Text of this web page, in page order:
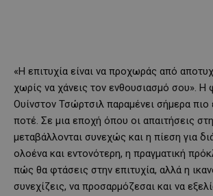
«Η επιτυχία είναι να προχωράς από
χωρίς να χάνεις τον ενθουσιασμό σου». Η
Ουίνστον Τσώρτσιλ παραμένει σήμερα πιο
ποτέ. Σε μια εποχή όπου οι απαιτήσεις
μεταβάλλονται συνεχώς και η πίεση για
ολοένα και εντονότερη, η πραγματική
πώς θα φτάσεις στην επιτυχία, αλλά η
συνεχίζεις, να προσαρμόζεσαι και να